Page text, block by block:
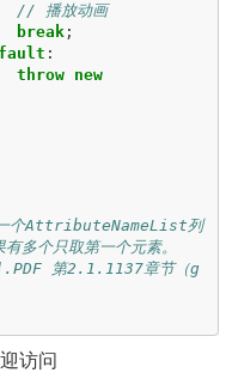
// 播放动画
break;
:
throw
new
个AttributeNameList列
多个只取第一个元素。
第2.1.1137章节（g
访问